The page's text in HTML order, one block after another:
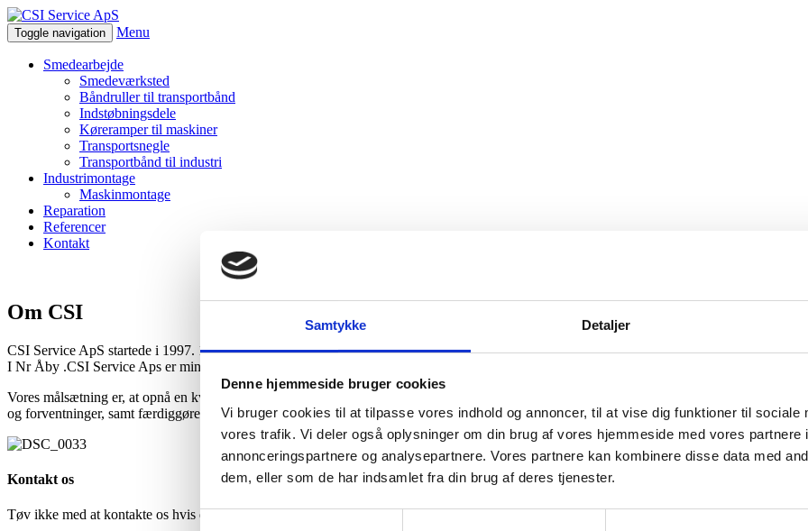
Samtykke Detaljer
Denne hjemmeside bruger cookies
Vi bruger cookies til at tilpasse vores indhold og annoncer, til at vise dig funktioner til sociale
vores trafik. Vi deler også oplysninger om din brug af vores hjemmeside med vores partnere
annonceringspartnere og analysepartnere. Vores partnere kan kombinere disse data med
dem, eller som de har indsamlet fra din brug af deres tjenester.
Samtykkevalg
Toggle navigation Menu
Smedearbejde
Smedeværksted
Båndruller til transportbånd
Indstøbningsdele
Køreramper til maskiner
Transportsnegle
Transportbånd til industri
Industrimontage
Maskinmontage
Reparation
Referencer
Kontakt
Om CSI
CSI Service ApS startede i 1997. 1 oktober 2006 overtog Chris de Roche CSI Service Aps.
I Nr Åby .CSI Service Aps er mindre virksomhed som er selvfinansierende med en solid økonomi.
Vores målsætning er, at opnå en kvalitet på det udførte arbejde, som kan tilfredsstille vores kunders krav
og forventninger, samt færdiggøre alle vores entrepriser til det i kontrakten fastsatte afleveringstidspunkt.
Kontakt os
Tøv ikke med at kontakte os hvis du har spørgsmål eller gerne vil høre mere om hvad vi tilbyder.